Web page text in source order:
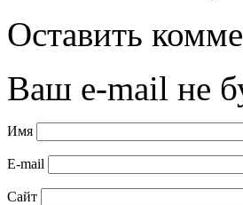
Оставить
Ваш e-mail не
Имя
E-mail
Сайт